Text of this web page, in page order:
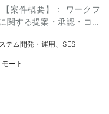
案件概要】： ワークフ
関する提案・承認・コン
ムの保守・改修案件で
門からの問い合わせ対
はなく、既発債の業務フ
して「なぜフローが流れ
テム開発・運用、SES
ート